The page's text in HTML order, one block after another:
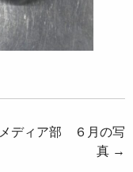
ディア部 ６月の写
真 →